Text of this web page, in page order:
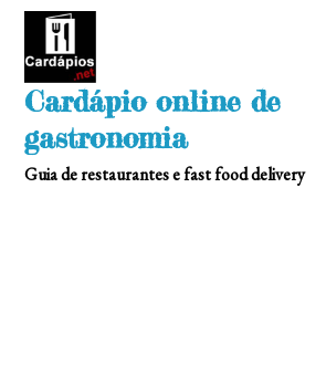
Skip
Cardápio online de
gastronomia
Guia de restaurantes e fast food delivery